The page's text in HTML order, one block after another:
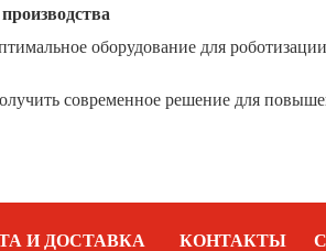
оборудование для
современное решение для
И ДОСТАВКА КОНТАКТЫ